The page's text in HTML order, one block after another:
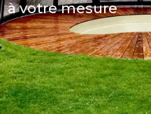
à votre mesure